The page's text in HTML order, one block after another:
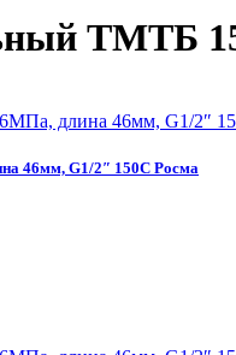
ТМТБ
46мм, G1/2″ 150C Росма